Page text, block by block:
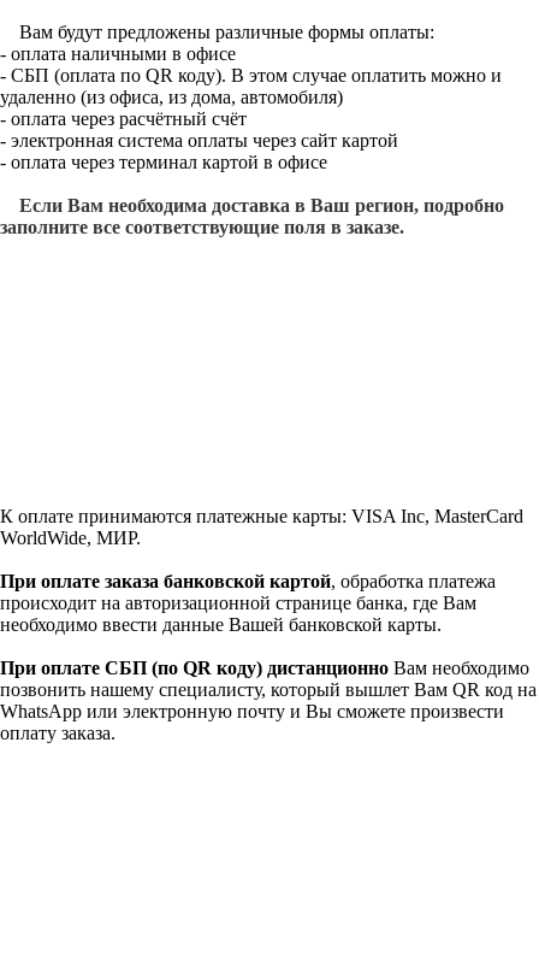
Вам будут предложены различные формы оплаты:
- оплата наличными в офисе
- СБП (оплата по QR коду). В этом случае оплатить можно и
удаленно (из офиса, из дома, автомобиля)
- оплата через расчётный счёт
- электронная система оплаты через сайт картой
- оплата через терминал картой в офисе
Если Вам необходима доставка в Ваш регион, подробно
заполните все соответствующие поля в заказе.
К оплате принимаются платежные карты: VISA Inc, MasterCard
WorldWide, МИР.
При оплате заказа банковской картой, обработка платежа
происходит на авторизационной странице банка, где Вам
необходимо ввести данные Вашей банковской карты.
При оплате СБП (по QR коду) дистанционно Вам необходимо
позвонить нашему специалисту, который вышлет Вам QR код на
WhatsApp или электронную почту и Вы сможете произвести
оплату заказа.